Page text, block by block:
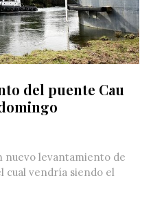
del puente Cau
nuevo levantamiento de
cual vendría siendo el